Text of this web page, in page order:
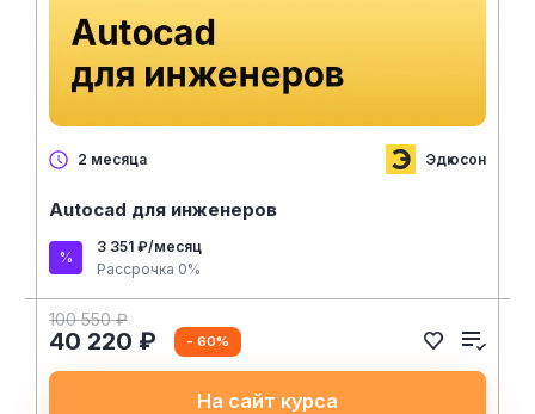
2 месяца Эдюсон
Autocad для инженеров
3 351 ₽/месяц
Рассрочка 0%
100 550 ₽
40 220 ₽ - 60%
На сайт курса